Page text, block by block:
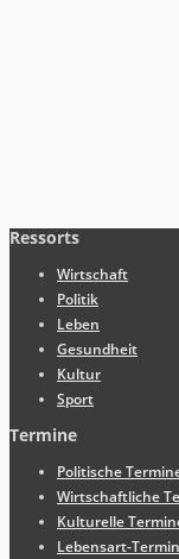
Ressorts
Wirtschaft
Politik
Leben
Gesundheit
Kultur
Sport
Termine
Politische
Wirtschaftliche
Kulturelle
Lebensart-